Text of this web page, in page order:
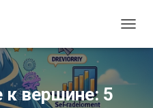
вершине: 5